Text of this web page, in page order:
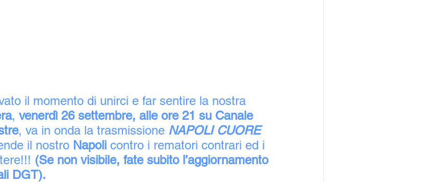
il momento di unirci e far sentire la nostra
, venerdì 26 settembre, alle ore 21 su Canale
, va in onda la trasmissione NAPOLI CUORE
il nostro Napoli contro i rematori contrari ed i
(Se non visibile, fate subito l’aggiornamento
DGT).